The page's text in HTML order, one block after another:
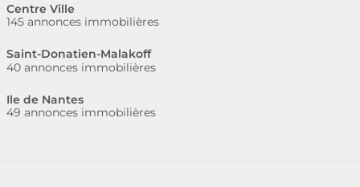
Centre Ville
145 annonces immobilières
Saint-Donatien-Malakoff
40 annonces immobilières
Ile de Nantes
49 annonces immobilières